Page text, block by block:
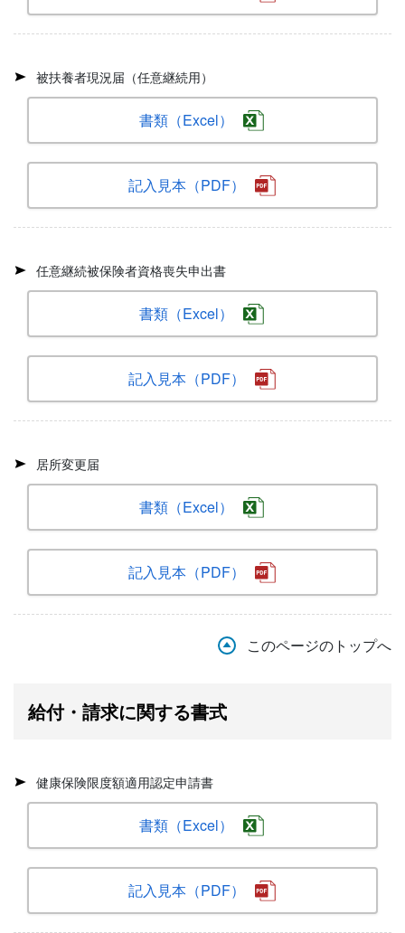
被扶養者現況届（任意継続用）
書類（Excel）
記入見本（PDF）
任意継続被保険者資格喪失申出書
書類（Excel）
記入見本（PDF）
居所変更届
書類（Excel）
記入見本（PDF）
このページのトップへ
給付・請求に関する書式
健康保険限度額適用認定申請書
書類（Excel）
記入見本（PDF）